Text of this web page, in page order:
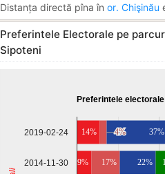
Distanța directă pîna în or. Chişinău
Preferintele Electorale pe
Sipoteni
Preferintele
2019-02-24
2014-11-30
14%
9%
4%
4%
17%
37%
22%